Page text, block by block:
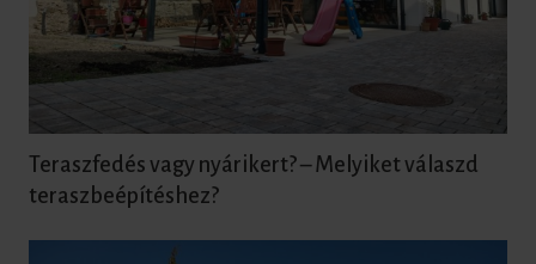
Teraszfedés vagy nyárikert? – Melyiket válaszd
teraszbeépítéshez?